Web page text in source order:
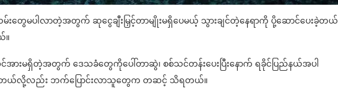
းတွေမပါလာတဲ့အတွက် ဆုငွေချီးမြှင့်တာမျိုးမရှိပေမယ့် သွားချင်တဲ့နေရာကို ပို့ဆောင်ပေးခဲ့တယ်
။
ားမရှိတဲ့အတွက် ဒေသခံတွေကိုပေါ်တာဆွဲ‌၊ စစ်သင်တန်းပေးပြီးနောက် ရခိုင်ပြည်နယ်အပါ
ေတယ်လို့လည်း ဘက်ပြောင်းလာသူတွေက တဆင့် သိရတယ်။